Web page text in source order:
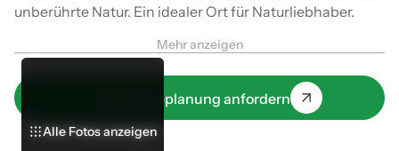
unberührte Natur. Ein idealer Ort für Naturliebhaber.
Mehr anzeigen
Jetzt Reiseplanung anfordern
Alle Fotos anzeigen
Alle Fotos anzeigen
Alle Fotos anzeigen